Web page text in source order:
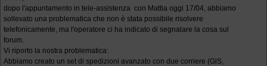
dopo l'appuntamento in tele-assistenza con Mattia oggi 17/04, abbiamo
sollevato una problematica che non è stata possibile risolvere
telefonicamente, ma l'operatore ci ha indicato di segnalare la cosa sul
forum.
Vi riporto la nostra problematica:
Abbiamo creato un set di spedizioni avanzato con due corriere (GlS,